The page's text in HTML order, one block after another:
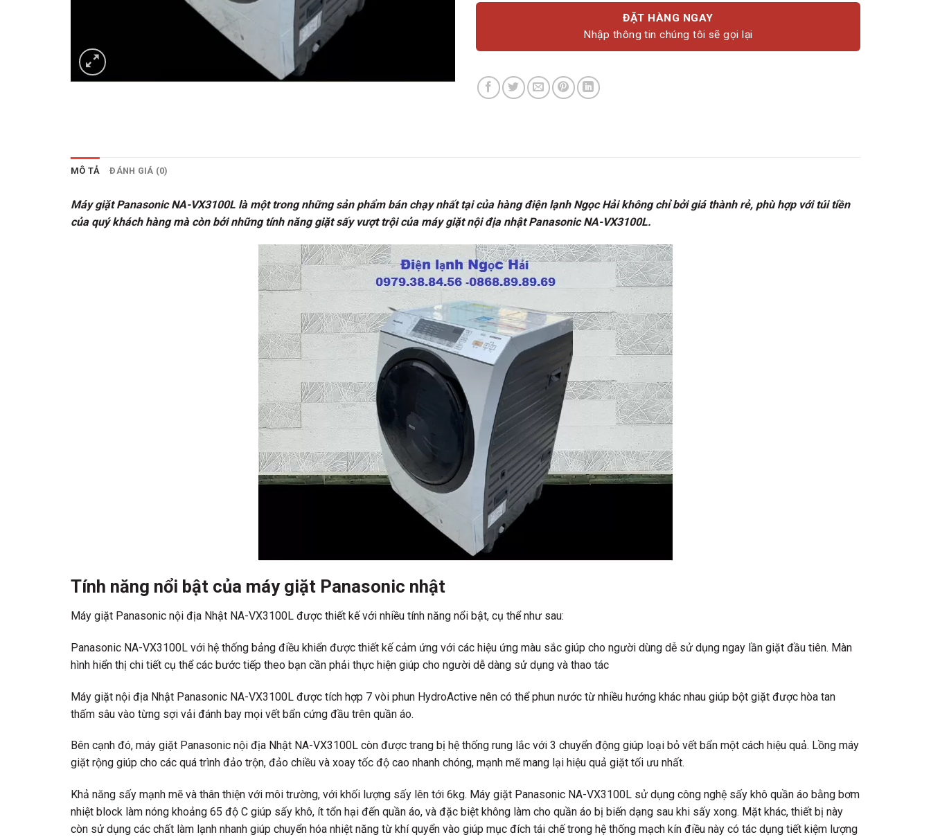
ĐẶT HÀNG NGAY
Nhập thông tin chúng tôi sẽ gọi lại
MÔ TẢ ĐÁNH GIÁ (0)
Máy giặt Panasonic NA-VX3100L là một trong những sản phẩm bán chạy nhất tại của hàng điện lạnh Ngọc Hải không chỉ bởi giá thành rẻ, phù hợp với túi tiền
của quý khách hàng mà còn bởi những tính năng giặt sấy vượt trội của máy giặt nội địa nhật Panasonic NA-VX3100L.
Tính năng nổi bật của máy giặt Panasonic nhật
Máy giặt Panasonic nội địa Nhật NA-VX3100L được thiết kế với nhiều tính năng nổi bật, cụ thể như sau:
Panasonic NA-VX3100L với hệ thống bảng điều khiển được thiết kế cảm ứng với các hiệu ứng màu sắc giúp cho người dùng dễ sử dụng ngay lần giặt đầu tiên. Màn
hình hiển thị chi tiết cụ thể các bước tiếp theo bạn cần phải thực hiện giúp cho người dễ dàng sử dụng và thao tác
Máy giặt nội địa Nhật Panasonic NA-VX3100L được tích hợp 7 vòi phun HydroActive nên có thể phun nước từ nhiều hướng khác nhau giúp bột giặt được hòa tan
thấm sâu vào từng sợi vải đánh bay mọi vết bẩn cứng đầu trên quần áo.
Bên cạnh đó, máy giặt Panasonic nội địa Nhật NA-VX3100L còn được trang bị hệ thống rung lắc với 3 chuyển động giúp loại bỏ vết bẩn một cách hiệu quả. Lồng máy
giặt rộng giúp cho các quá trình đảo trộn, đảo chiều và xoay tốc độ cao nhanh chóng, mạnh mẽ mang lại hiệu quả giặt tối ưu nhất.
Khả năng sấy mạnh mẽ và thân thiện với môi trường, với khối lượng sấy lên tới 6kg. Máy giặt Panasonic NA-VX3100L sử dụng công nghệ sấy khô quần áo bằng bơm
nhiệt block làm nóng khoảng 65 độ C giúp sấy khô, ít tổn hại đến quần áo, và đặc biệt không làm cho quần áo bị biến dạng sau khi sấy xong. Mặt khác, thiết bị này
còn sử dụng các chất làm lạnh nhanh giúp chuyển hóa nhiệt năng từ khí quyển vào giúp mục đích tái chế trong hệ thống mạch kín điều này có tác dụng tiết kiệm lượng